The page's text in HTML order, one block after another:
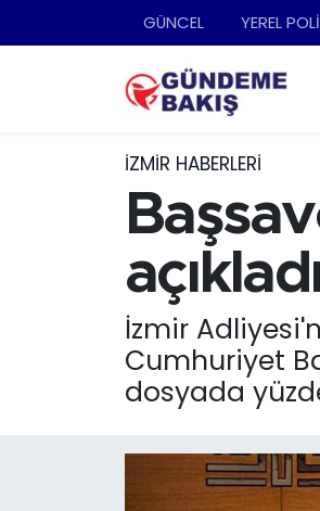
GÜNCEL YEREL
İZMIR HABERLERI
İzmir
Cumhuriyet
dosyada
Ankara
DÜNYA
EKONOMİ
English News
Nöbetçi Eczaneler
Trafik Durumu
Süper Lig Puan Durumu
Tüm Manşetler
Son Dakika Haberleri